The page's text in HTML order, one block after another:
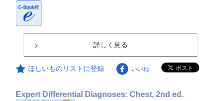
詳しく見る
ほしいものリストに登録 いいね
Expert Differential Diagnoses: Chest, 2nd ed.